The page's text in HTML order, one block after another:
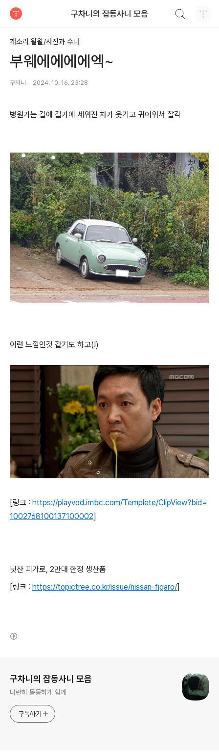
구차니의 잡동사니 모음
개소리 왈왈/사진과 수다
부웨에에에에엑~
구차니 2024. 10. 16. 23:28
병원가는 길에 길가에 세워진 차가 웃기고 귀여워서 찰칵
이런 느낌인것 같기도 하고(!)
[링크 : https://playvod.imbc.com/Templete/ClipView?bid=
1002768100137100002]
닛산 피가로, 2만대 한정 생산품
[링크 : https://topictree.co.kr/issue/nissan-figaro/]
구차니의 잡동사니 모음
나란히 동등하게 함께
구독하기